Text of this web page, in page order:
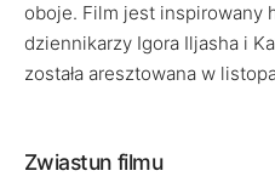
oboje. Film jest inspirowany
dziennikarzy Igora Iljasha i
została aresztowana w
Zwiastun filmu